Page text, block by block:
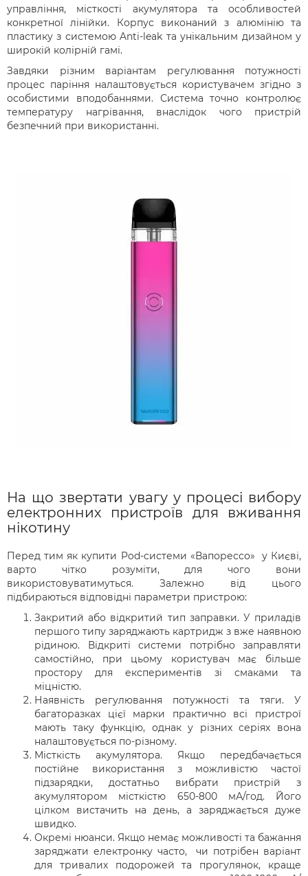
управління, місткості акумулятора та особливостей
конкретної лінійки. Корпус виконаний з алюмінію та
пластику з системою Anti-leak та унікальним дизайном у
широкій колірній гамі.
Завдяки різним варіантам регулювання потужності
процес паріння налаштовується користувачем згідно з
особистими вподобаннями. Система точно контролює
температуру нагрівання, внаслідок чого пристрій
безпечний при використанні.
На що звертати увагу у процесі вибору
електронних пристроїв для вживання
нікотину
Перед тим як купити Pod-системи «Вапорессо» у Києві,
варто чітко розуміти, для чого вони
використовуватимуться. Залежно від цього
підбираються відповідні параметри пристрою:
Закритий або відкритий тип заправки. У приладів
першого типу заряджають картридж з вже наявною
рідиною. Відкриті системи потрібно заправляти
самостійно, при цьому користувач має більше
простору для експериментів зі смаками та
міцністю.
Наявність регулювання потужності та тяги. У
багаторазках цієї марки практично всі пристрої
мають таку функцію, однак у різних серіях вона
налаштовується по-різному.
Місткість акумулятора. Якщо передбачається
постійне використання з можливістю частої
підзарядки, достатньо вибрати пристрій з
акумулятором місткістю 650-800 мА/год. Його
цілком вистачить на день, а заряджається дуже
швидко.
Окремі нюанси. Якщо немає можливості та бажання
заряджати електронку часто, чи потрібен варіант
для тривалих подорожей та прогулянок, краще